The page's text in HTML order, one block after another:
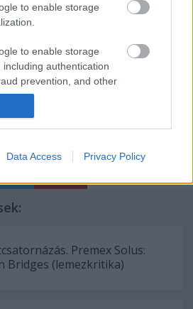
to enable storage
to enable storage
including authentication
prevention, and other
Data Access Privacy Policy
Premex Solus:
Bridges (lemezkritika)